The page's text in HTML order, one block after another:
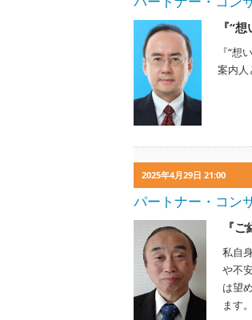
『“
『“
案内人
2025年4月29日 21:00
パートナー・コ
『
私自
や不
は望
ます。